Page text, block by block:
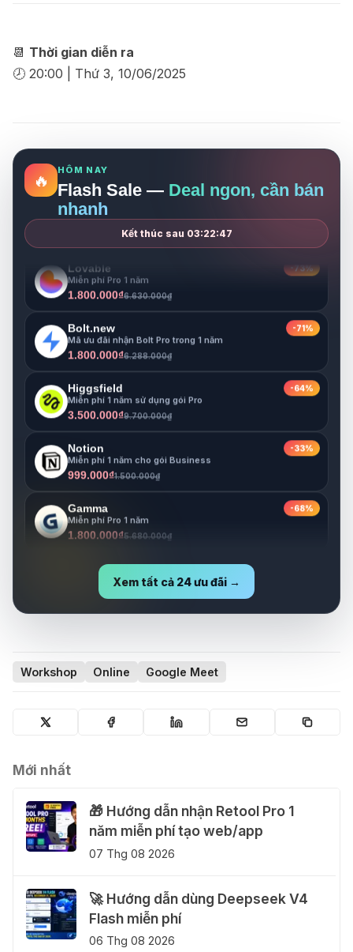
📆 Thời gian diễn ra
🕗 20:00 | Thứ 3, 10/06/2025
🔥
HÔM NAY
Flash Sale — Deal ngon, cần bán
nhanh
Kết thúc sau 03:22:46
1.800.000₫
Higgsfield
Miễn phí 1 năm cho gói Business
999.000₫
-68%
Gamma
Miễn phí Pro 1 năm
Miễn phí Pro 1 năm
1.800.000₫ 6.630.000₫
-71%
Mã ưu đãi nhận Bolt Pro trong 1 năm
1.800.000₫6.288.000₫
-64%
Miễn phí 1 năm sử dụng gói Pro
3.500.000₫9.700.000₫
-33%
Miễn phí 1 năm cho gói Business
999.000₫1.500.000₫
-68%
Miễn phí Pro 1 năm
1.800.000₫ 5.680.000₫
Miễn phí Pro 1 năm
1.800.000₫6.630.000₫
Xem tất cả 24 ưu đãi →
Workshop Online Google Meet
Mới nhất
🎁 Hướng dẫn nhận Retool Pro 1
năm miễn phí tạo web/app
07 Thg 08 2026
🚀 Hướng dẫn dùng Deepseek V4
Flash miễn phí
06 Thg 08 2026